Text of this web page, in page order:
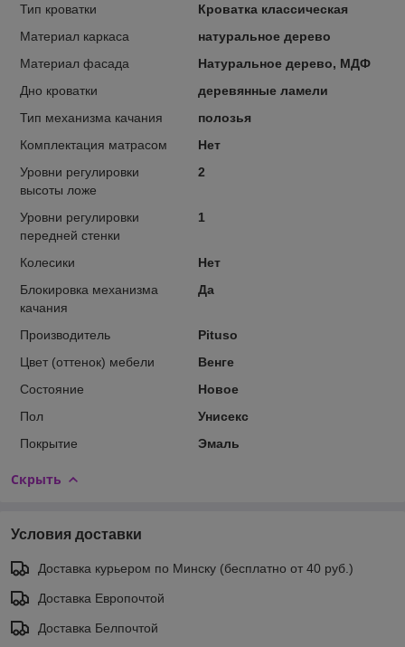
Тип кроватки
Кроватка классическая
Материал каркаса
натуральное дерево
Материал фасада
Натуральное дерево, МДФ
Дно кроватки
деревянные ламели
Тип механизма качания
полозья
Комплектация матрасом
Нет
Уровни регулировки
высоты ложе
2
Уровни регулировки
передней стенки
1
Колесики
Нет
Блокировка механизма
качания
Да
Производитель
Pituso
Цвет (оттенок) мебели
Венге
Состояние
Новое
Пол
Унисекс
Покрытие
Эмаль
Скрыть
Условия доставки
Доставка курьером по Минску (бесплатно от 40 руб.)
Доставка Европочтой
Доставка Белпочтой